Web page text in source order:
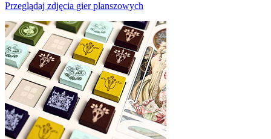
Przeglądaj zdjęcia gier planszowych